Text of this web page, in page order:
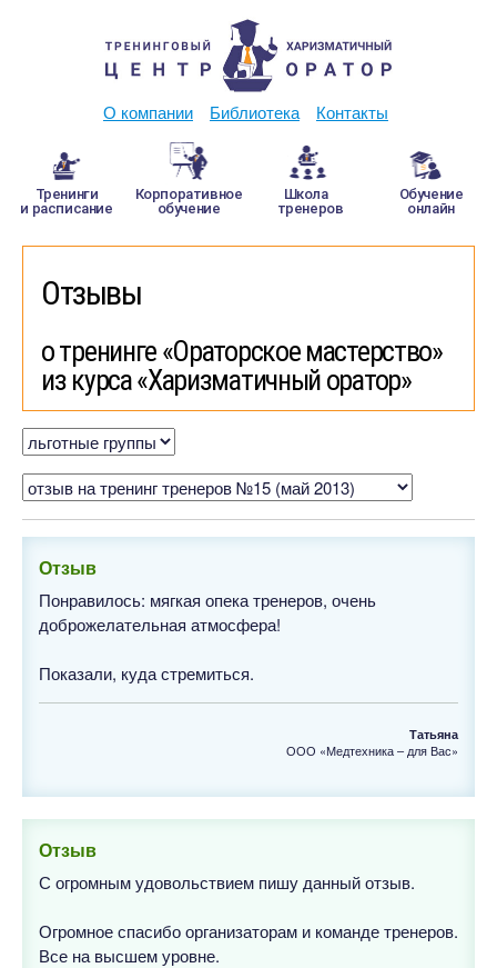
О компании Библиотека Контакты
Тренинги
и расписание
Корпоративное
обучение
Школа
тренеров
Обучение
онлайн
Отзывы
о тренинге «Ораторское мастерство»
из курса «Харизматичный оратор»
Отзыв
Понравилось: мягкая опека тренеров, очень
доброжелательная атмосфера!
Показали, куда стремиться.
Татьяна
ООО «Медтехника – для Вас»
Отзыв
С огромным удовольствием пишу данный отзыв.
Огромное спасибо организаторам и команде тренеров.
Все на высшем уровне.